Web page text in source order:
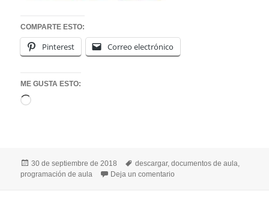
COMPARTE ESTO:
Pinterest Correo electrónico
ME GUSTA ESTO:
Cargando...
Publicado
el
30 de septiembre de 2018 Etiquetas
descargar,documentos de aula,
programación de aula
Deja un comentario